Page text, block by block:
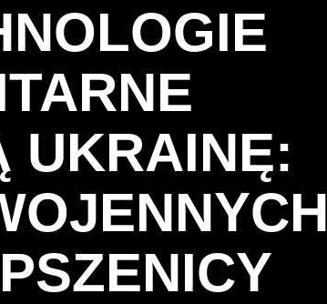
UKRAINĘ: